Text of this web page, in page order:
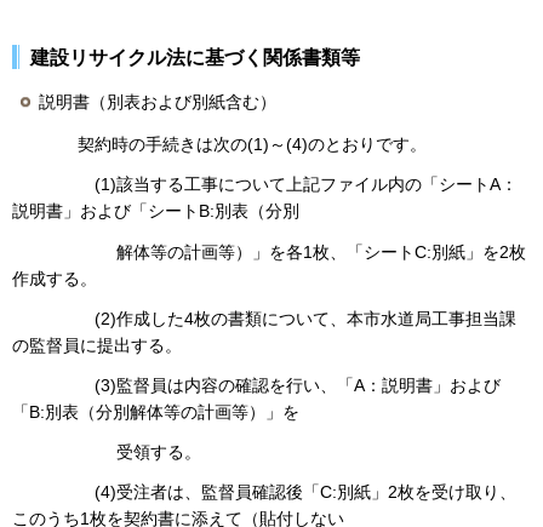
建設リサイクル法に基づく関係書類等
説明書（別表および別紙含む）
契約時の手続きは次の(1)～(4)のとおりです。
(1)該当する工事について上記ファイル内の「シートA：
説明書」および「シートB:別表（分別
解体等の計画等）」を各1枚、「シートC:別紙」を2枚
作成する。
(2)作成した4枚の書類について、本市水道局工事担当課
の監督員に提出する。
(3)監督員は内容の確認を行い、「A：説明書」および
「B:別表（分別解体等の計画等）」を
受領する。
(4)受注者は、監督員確認後「C:別紙」2枚を受け取り、
このうち1枚を契約書に添えて（貼付しない